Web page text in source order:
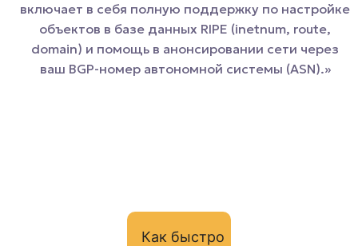
включает в себя полную поддержку по настройке
объектов в базе данных RIPE (inetnum, route,
domain) и помощь в анонсировании сети через
ваш BGP-номер автономной системы (ASN).»
Как быстро